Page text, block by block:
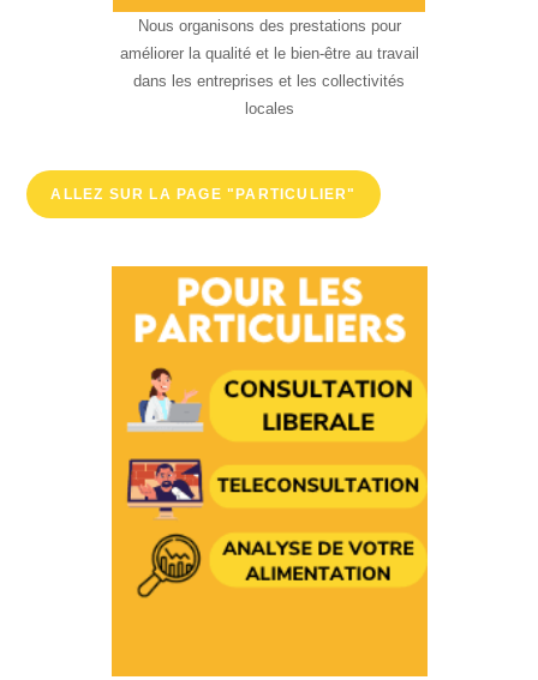
Nous organisons des prestations pour
améliorer la qualité et le bien-être au travail
dans les entreprises et les collectivités
locales
ALLEZ SUR LA PAGE "PARTICULIER"